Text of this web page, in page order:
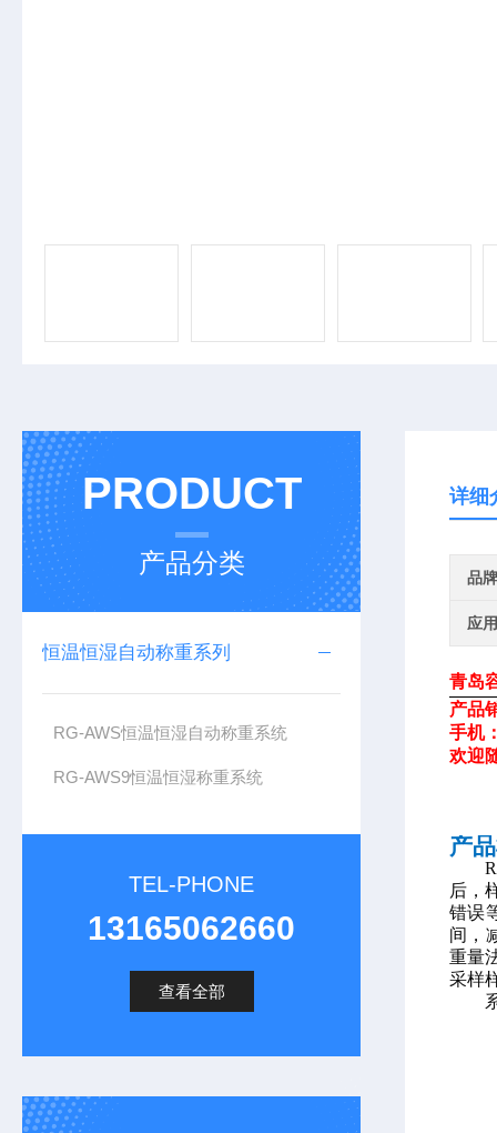
PRODUCT
产品分类
恒温恒湿自动称重系列
RG-AWS恒温恒湿自动称重系统
RG-AWS9恒温恒湿称重系统
TEL-PHONE
13165062660
查看全部
详细
品牌
应
青岛
产品
手机
欢迎
产
后，
错误
间，
重量
采样